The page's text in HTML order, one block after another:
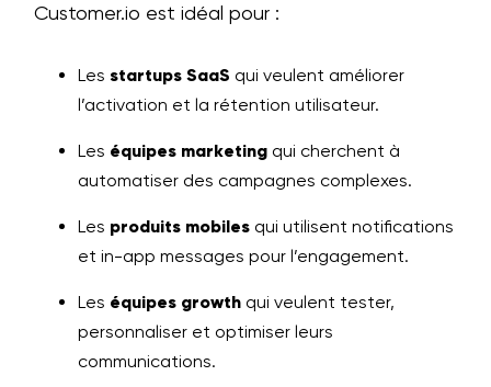
Customer.io est idéal pour :
Les startups SaaS qui veulent améliorer
l’activation et la rétention utilisateur.
Les équipes marketing qui cherchent à
automatiser des campagnes complexes.
Les produits mobiles qui utilisent notifications
et in-app messages pour l’engagement.
Les équipes growth qui veulent tester,
personnaliser et optimiser leurs
communications.